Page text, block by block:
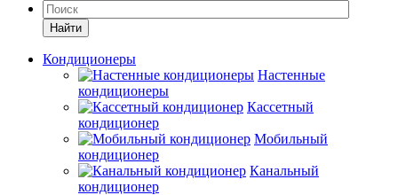
Кондиционеры
Настенные
кондиционеры
Кассетный
кондиционер
Мобильный
кондиционер
Канальный
кондиционер